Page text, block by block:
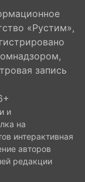
«Рустим»,
запись
и
на
интерактивная
авторов
редакции